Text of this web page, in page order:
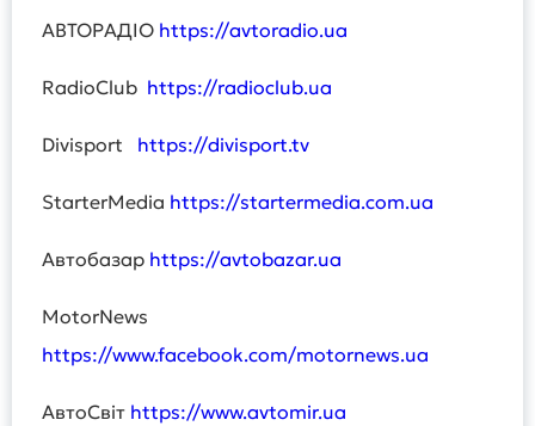
АВТОРАДІО https://avtoradio.ua
RadioClub https://radioclub.ua
Divisport https://divisport.tv
StarterMedia https://startermedia.com.ua
Автобазар https://avtobazar.ua
MotorNews
https://www.facebook.com/motornews.ua
АвтоСвіт https://www.avtomir.ua